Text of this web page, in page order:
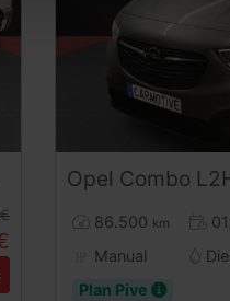
€
Opel Combo L2H1
86.500 km
Manual
Plan Pive